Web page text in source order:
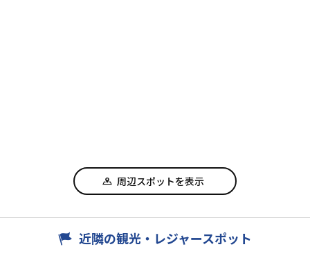
周辺スポットを表示
近隣の観光・レジャースポット